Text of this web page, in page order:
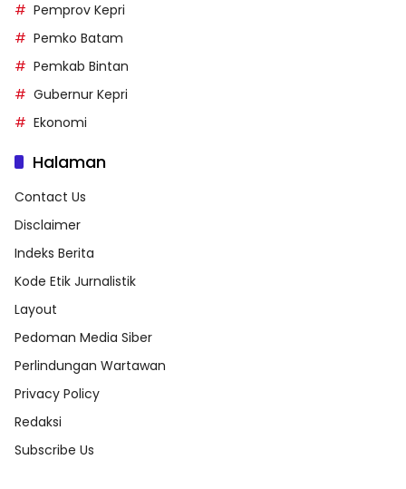
Pemprov Kepri
Pemko Batam
Pemkab Bintan
Gubernur Kepri
Ekonomi
Halaman
Contact Us
Disclaimer
Indeks Berita
Kode Etik Jurnalistik
Layout
Pedoman Media Siber
Perlindungan Wartawan
Privacy Policy
Redaksi
Subscribe Us